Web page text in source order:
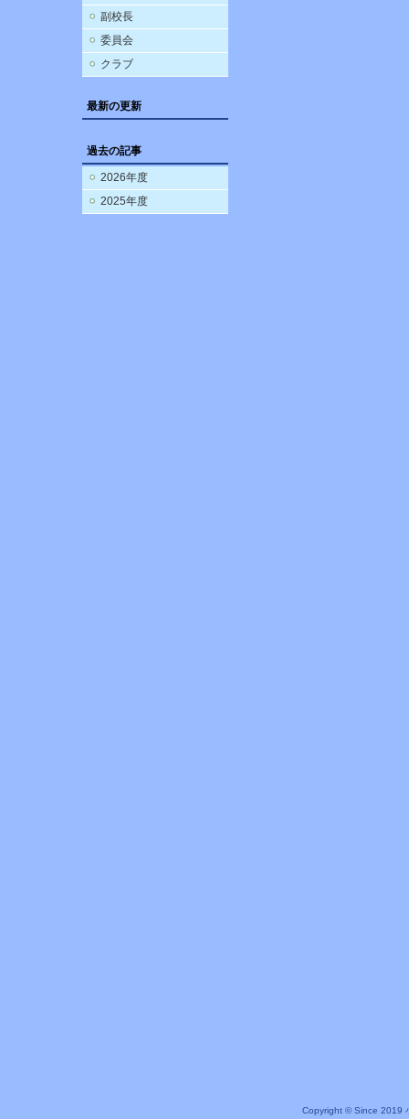
副校長
委員会
クラブ
最新の更新
過去の記事
2026年度
2025年度
Copyright © Since 2019